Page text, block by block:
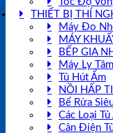
THIẾT BỊ THÍ
Máy Đo
MÁY
BẾP GIA
Máy Ly Tâm
Tủ Hút Ẩm
NỒI HẤP
Bể Rửa
Các Loại Tủ
Cân Điện